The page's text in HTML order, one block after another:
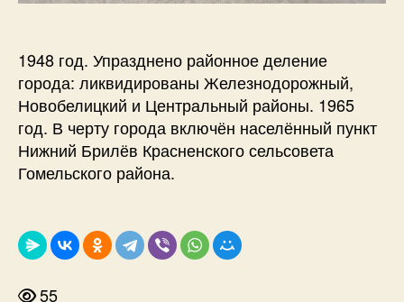
1948 год. Упразднено районное деление
города: ликвидированы Железнодорожный,
Новобелицкий и Центральный районы. 1965
год. В черту города включён населённый пункт
Нижний Брилёв Красненского сельсовета
Гомельского района.
55